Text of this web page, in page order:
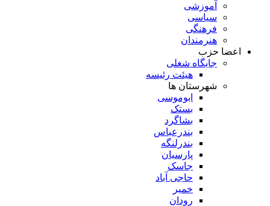
آموزشی
سیاسی
فرهنگی
هنرمندان
اعضا حزب
جایگاه شغلی
هیئت رئیسه
شهرستان ها
ابوموسی
بستک
بشاگرد
بندرعباس
بندرلنگه
پارسیان
جاسک
حاجی آباد
خمیر
رودان